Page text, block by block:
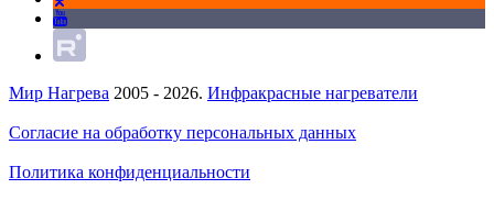
Мир Нагрева 2005 - 2026. Инфракрасные нагреватели
Согласие на обработку персональных данных
Политика конфиденциальности